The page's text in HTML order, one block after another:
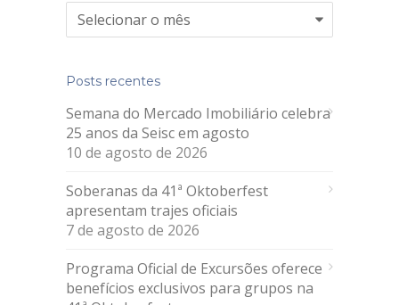
Arquivos
Posts recentes
Semana do Mercado Imobiliário celebra
25 anos da Seisc em agosto
10 de agosto de 2026
Soberanas da 41ª Oktoberfest
apresentam trajes oficiais
7 de agosto de 2026
Programa Oficial de Excursões oferece
benefícios exclusivos para grupos na